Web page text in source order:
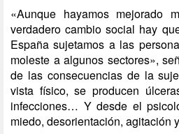
«Aunque hayamos mejorado
verdadero cambio social hay
España sujetamos a las
moleste a algunos sectores»,
de las consecuencias de la
vista físico, se producen
infecciones… Y desde el
miedo, desorientación, agitación